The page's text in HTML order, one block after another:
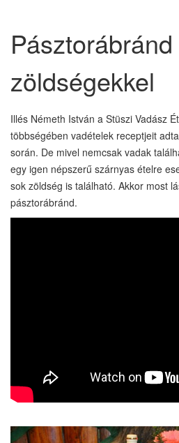
Pásztorábránd
zöldségekkel
Illés Németh István a Stüszi Vadász
többségében vadételek receptjeit
során. De mivel nemcsak vadak
egy igen népszerű szárnyas ételre
sok zöldség is található. Akkor most
pásztorábránd.